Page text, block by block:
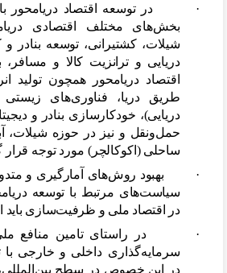
· در توسعه اقتصاد دریامحور
بخشهای مختلف اقتصادی
شیلات، کشتیرانی، توسعه بنادر
دریایی و ترانزیت کالا و
اقتصاد دریامحور همچون تولید
طریق دریا، فناوریهای زیستی
دریایی)، خودکارسازی بنادر و
حملونقل و نیز در حوزه شیلات،
ساحلی (اکوکالچر) مورد توجه قرار
· بهبود روشهای آمارگیری و
سیاستهای مرتبط با توسعه
در اقتصاد ملی و ظرفیتسازی باید
· در راستای تامین منافع ملی
سرمایهگذاری داخلی و خارجی با
در این خصوص در سطح بین